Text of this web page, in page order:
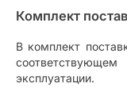
Комплект
В комплект
эксплуатации.